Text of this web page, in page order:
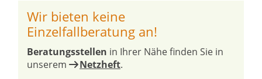
Wir bieten keine
Einzelfallberatung an!
Beratungsstellen in Ihrer Nähe finden Sie in
unserem
Netzheft.